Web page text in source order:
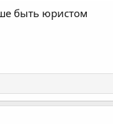
быть юристом